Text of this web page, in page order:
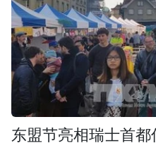
东盟节亮相瑞士首都